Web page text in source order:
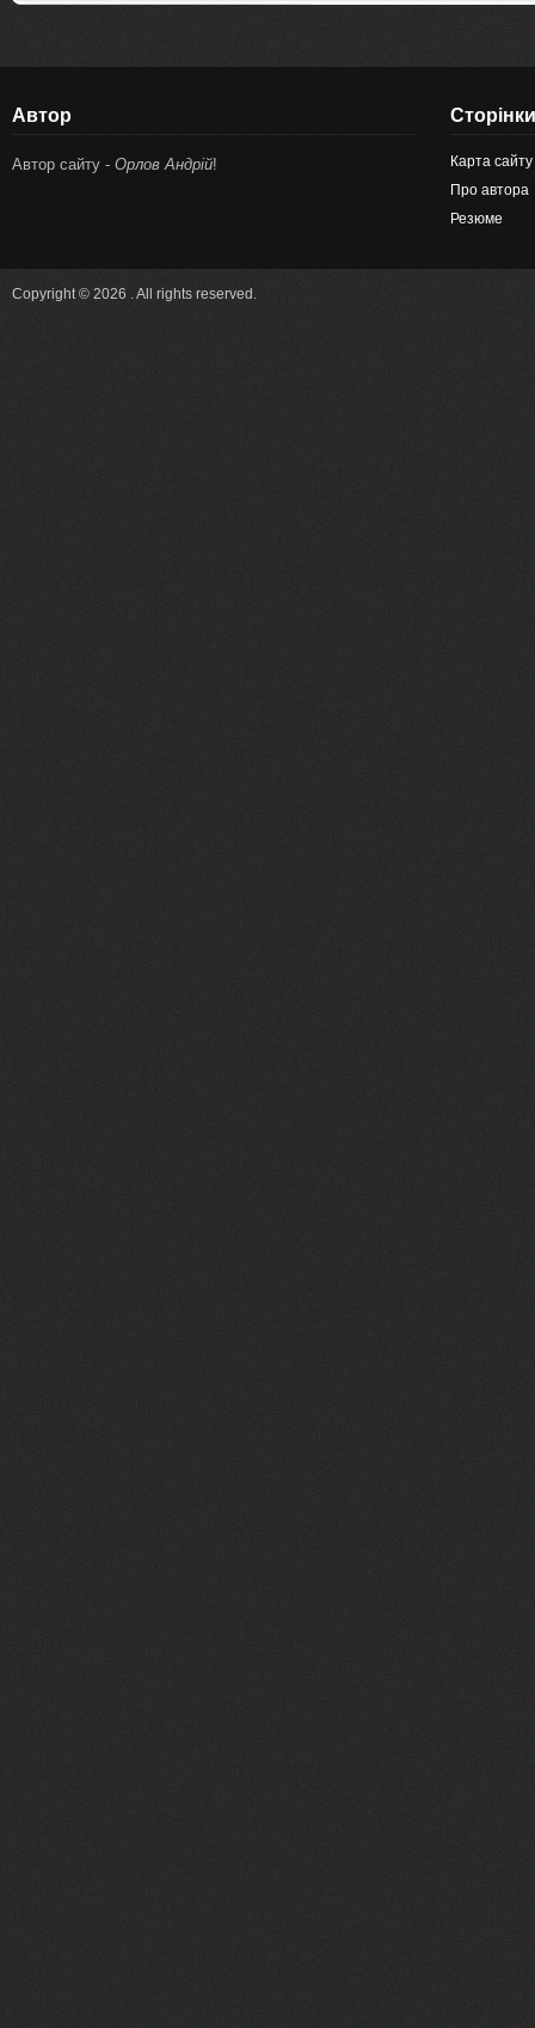
Автор
Автор сайту - Орлов Андрій!
Сторінки
Карта сайту
Про автора
Резюме
Copyright © 2026 . All rights reserved.